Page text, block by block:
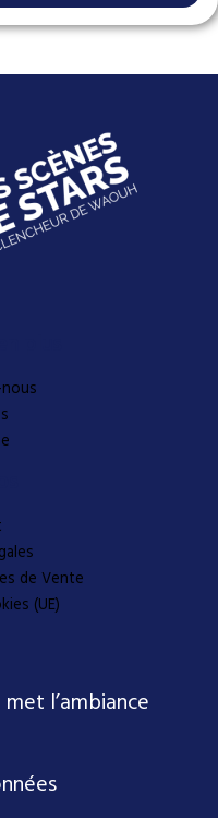
de Vente
(UE)
l’ambiance